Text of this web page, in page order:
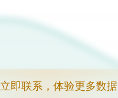
立即联系，体验更多数据